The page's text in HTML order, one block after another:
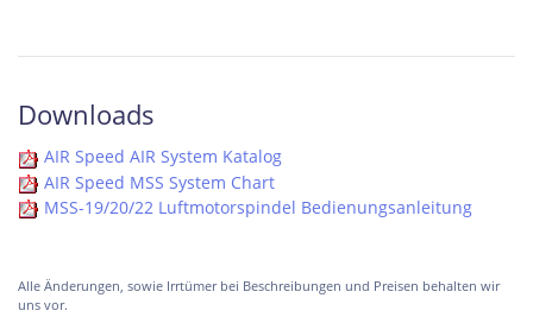
Downloads
AIR Speed AIR System Katalog
AIR Speed MSS System Chart
MSS-19/20/22 Luftmotorspindel Bedienungsanleitung
Alle Änderungen, sowie Irrtümer bei Beschreibungen und Preisen behalten wir
uns vor.